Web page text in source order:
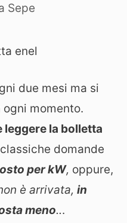
Sepe
due mesi ma si
ogni momento.
leggere la bolletta
domande
per kW, oppure,
è arrivata, in
meno...